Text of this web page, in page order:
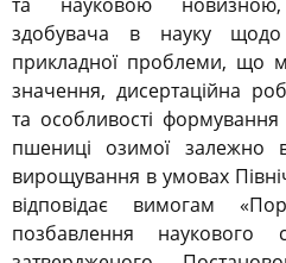
здобувача в науку щодо
прикладної проблеми, що
значення, дисертаційна
та особливості
пшениці озимої залежно
вирощування в умовах
відповідає вимогам
позбавлення наукового